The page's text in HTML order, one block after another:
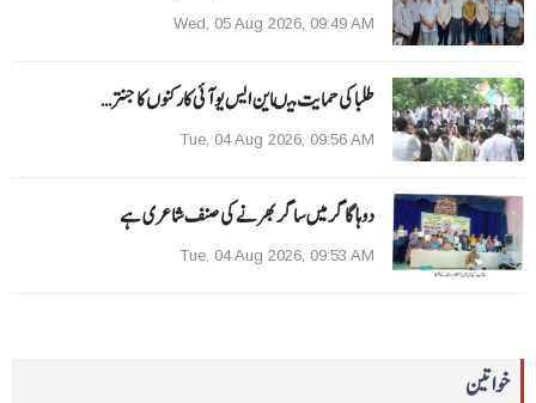
Wed, 05 Aug 2026, 09:49 AM
طلبا کی حمایت میںاین ایس یو آئی کارکنوں کا جنتر…
Tue, 04 Aug 2026, 09:56 AM
دوہا گاگر میں ساگر بھرنے کی صنف شاعری ہے
Tue, 04 Aug 2026, 09:53 AM
خواتین